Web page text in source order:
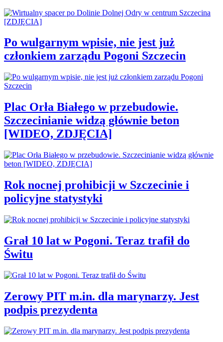
Po wulgarnym wpisie, nie jest już
członkiem zarządu Pogoni Szczecin
Plac Orła Białego w przebudowie.
Szczecinianie widzą głównie beton
[WIDEO, ZDJĘCIA]
Rok nocnej prohibicji w Szczecinie i
policyjne statystyki
Grał 10 lat w Pogoni. Teraz trafił do
Świtu
Zerowy PIT m.in. dla marynarzy. Jest
podpis prezydenta